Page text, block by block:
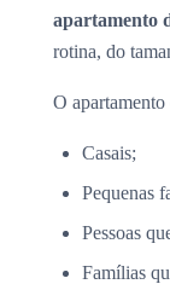
apartamento
rotina, do
O apartamento
Casais;
Pequenas
Pessoas
Famílias